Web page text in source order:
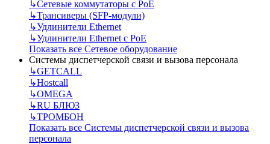
↳Сетевые коммутаторы с РоЕ
↳Трансиверы (SFP-модули)
↳Удлинители Ethernet
↳Удлинители Ethernet с PoE
Показать все Сетевое оборудование
Системы диспетчерской связи и вызова персонала
↳GETCALL
↳Hostcall
↳OMEGA
↳RU БЛЮЗ
↳ТРОМБОН
Показать все Системы диспетчерской связи и вызова
персонала